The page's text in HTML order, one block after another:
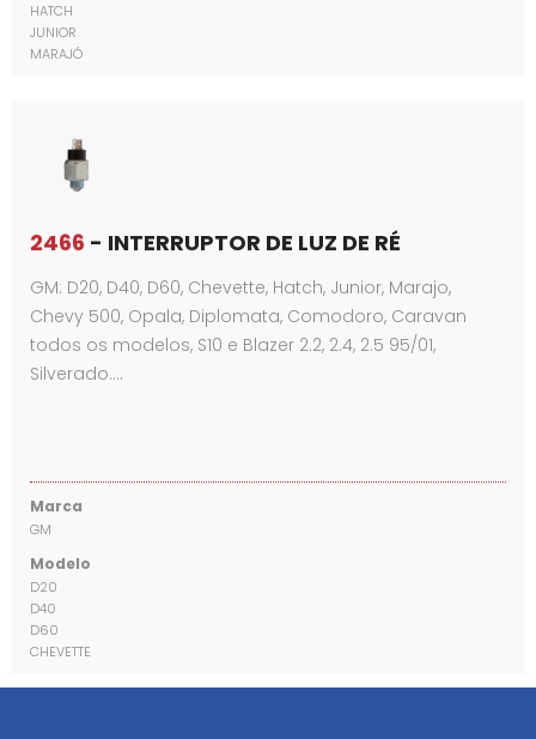
HATCH
JUNIOR
MARAJÓ
2466 - INTERRUPTOR DE LUZ DE RÉ
GM: D20, D40, D60, Chevette, Hatch, Junior, Marajo,
Chevy 500, Opala, Diplomata, Comodoro, Caravan
todos os modelos, S10 e Blazer 2.2, 2.4, 2.5 95/01,
Silverado.…
Marca
GM
Modelo
D20
D40
D60
CHEVETTE